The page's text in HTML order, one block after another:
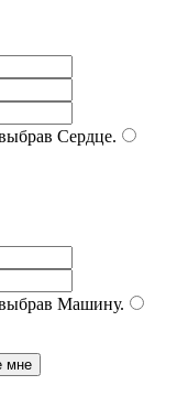
Сердце.
Машину.